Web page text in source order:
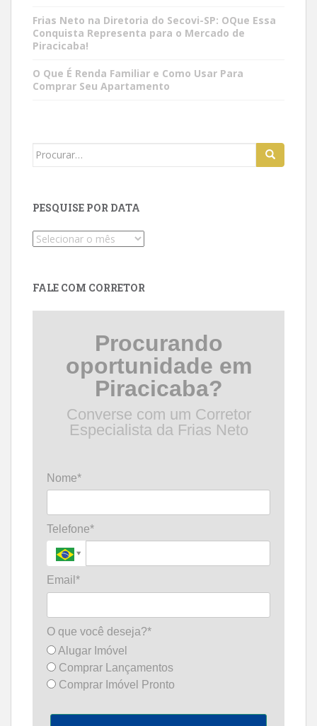
Frias Neto na Diretoria do Secovi-SP: OQue Essa
Conquista Representa para o Mercado de
Piracicaba!
O Que É Renda Familiar e Como Usar Para
Comprar Seu Apartamento
Search
PESQUISE POR DATA
Pesquise
FALE COM CORRETOR
Procurando
oportunidade em
Piracicaba?
Converse com um Corretor
Especialista da Frias Neto
Nome*
Telefone*
Email*
O que você deseja?*
Alugar Imóvel
Comprar Lançamentos
Comprar Imóvel Pronto